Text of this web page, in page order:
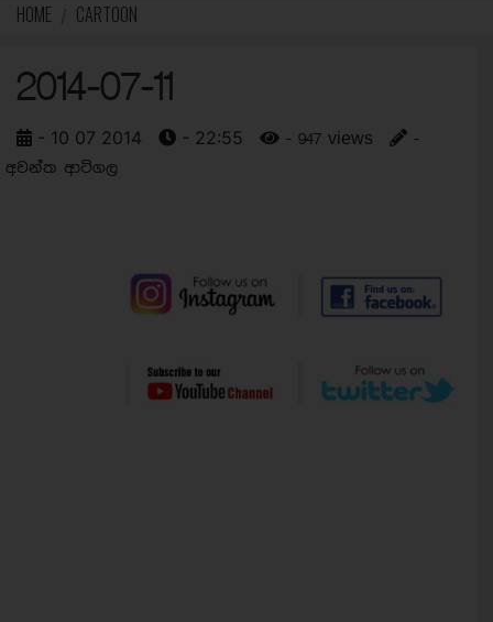
HOME CARTOON
2014-07-11
- 10 07 2014 - 22:55 - 947 views
-
අවන්ත ආටිගල